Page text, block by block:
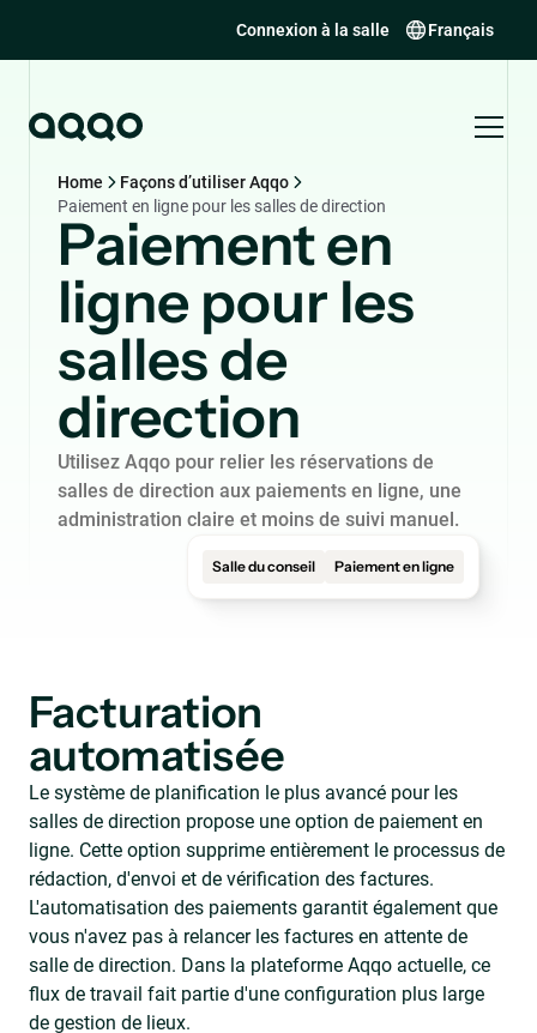
Connexion à la salle Français
Home
Façons d’utiliser Aqqo
Paiement en ligne pour les salles de direction
Paiement en
ligne pour les
salles de
direction
Utilisez Aqqo pour relier les réservations de
salles de direction aux paiements en ligne, une
administration claire et moins de suivi manuel.
Salle du conseil Paiement en ligne
Facturation
automatisée
Le système de planification le plus avancé pour les
salles de direction propose une option de paiement en
ligne. Cette option supprime entièrement le processus de
rédaction, d'envoi et de vérification des factures.
L'automatisation des paiements garantit également que
vous n'avez pas à relancer les factures en attente de
salle de direction. Dans la plateforme Aqqo actuelle, ce
flux de travail fait partie d'une configuration plus large
de gestion de lieux.